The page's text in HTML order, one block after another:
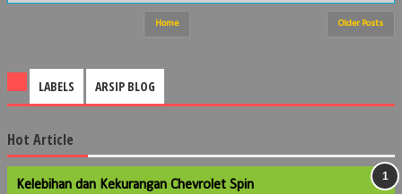
Older Posts
Home
LABELS ARSIP BLOG
Hot Article
Kelebihan dan Kekurangan Chevrolet Spin